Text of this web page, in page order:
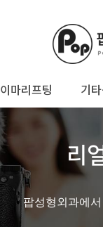
이마리프팅 기
리
팝성형외과에